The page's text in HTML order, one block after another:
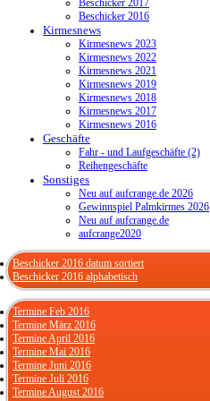
Beschicker 2017
Beschicker 2016
Kirmesnews
Kirmesnews 2023
Kirmesnews 2022
Kirmesnews 2021
Kirmesnews 2019
Kirmesnews 2018
Kirmesnews 2017
Kirmesnews 2016
Geschäfte
Fahr - und Laufgeschäfte (2)
Reihengeschäfte
Sonstiges
Neu auf aufcrange.de 2026
Gewinnspiel Palmkirmes 2026
Neu auf aufcrange.de
aufcrange2020
Beschicker 2016 datum sortiert
Beschicker 2016 alphabetisch
Termine Feb 2016
Termine März 2016
Termine April 2016
Termine Mai 2016
Termine Juni 2016
Termine Juli 2016
Termine August 2016